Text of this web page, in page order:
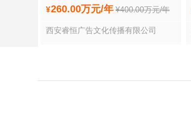
¥260.00万元/年 ¥400.00万元/年
西安睿恒广告文化传播有限公司